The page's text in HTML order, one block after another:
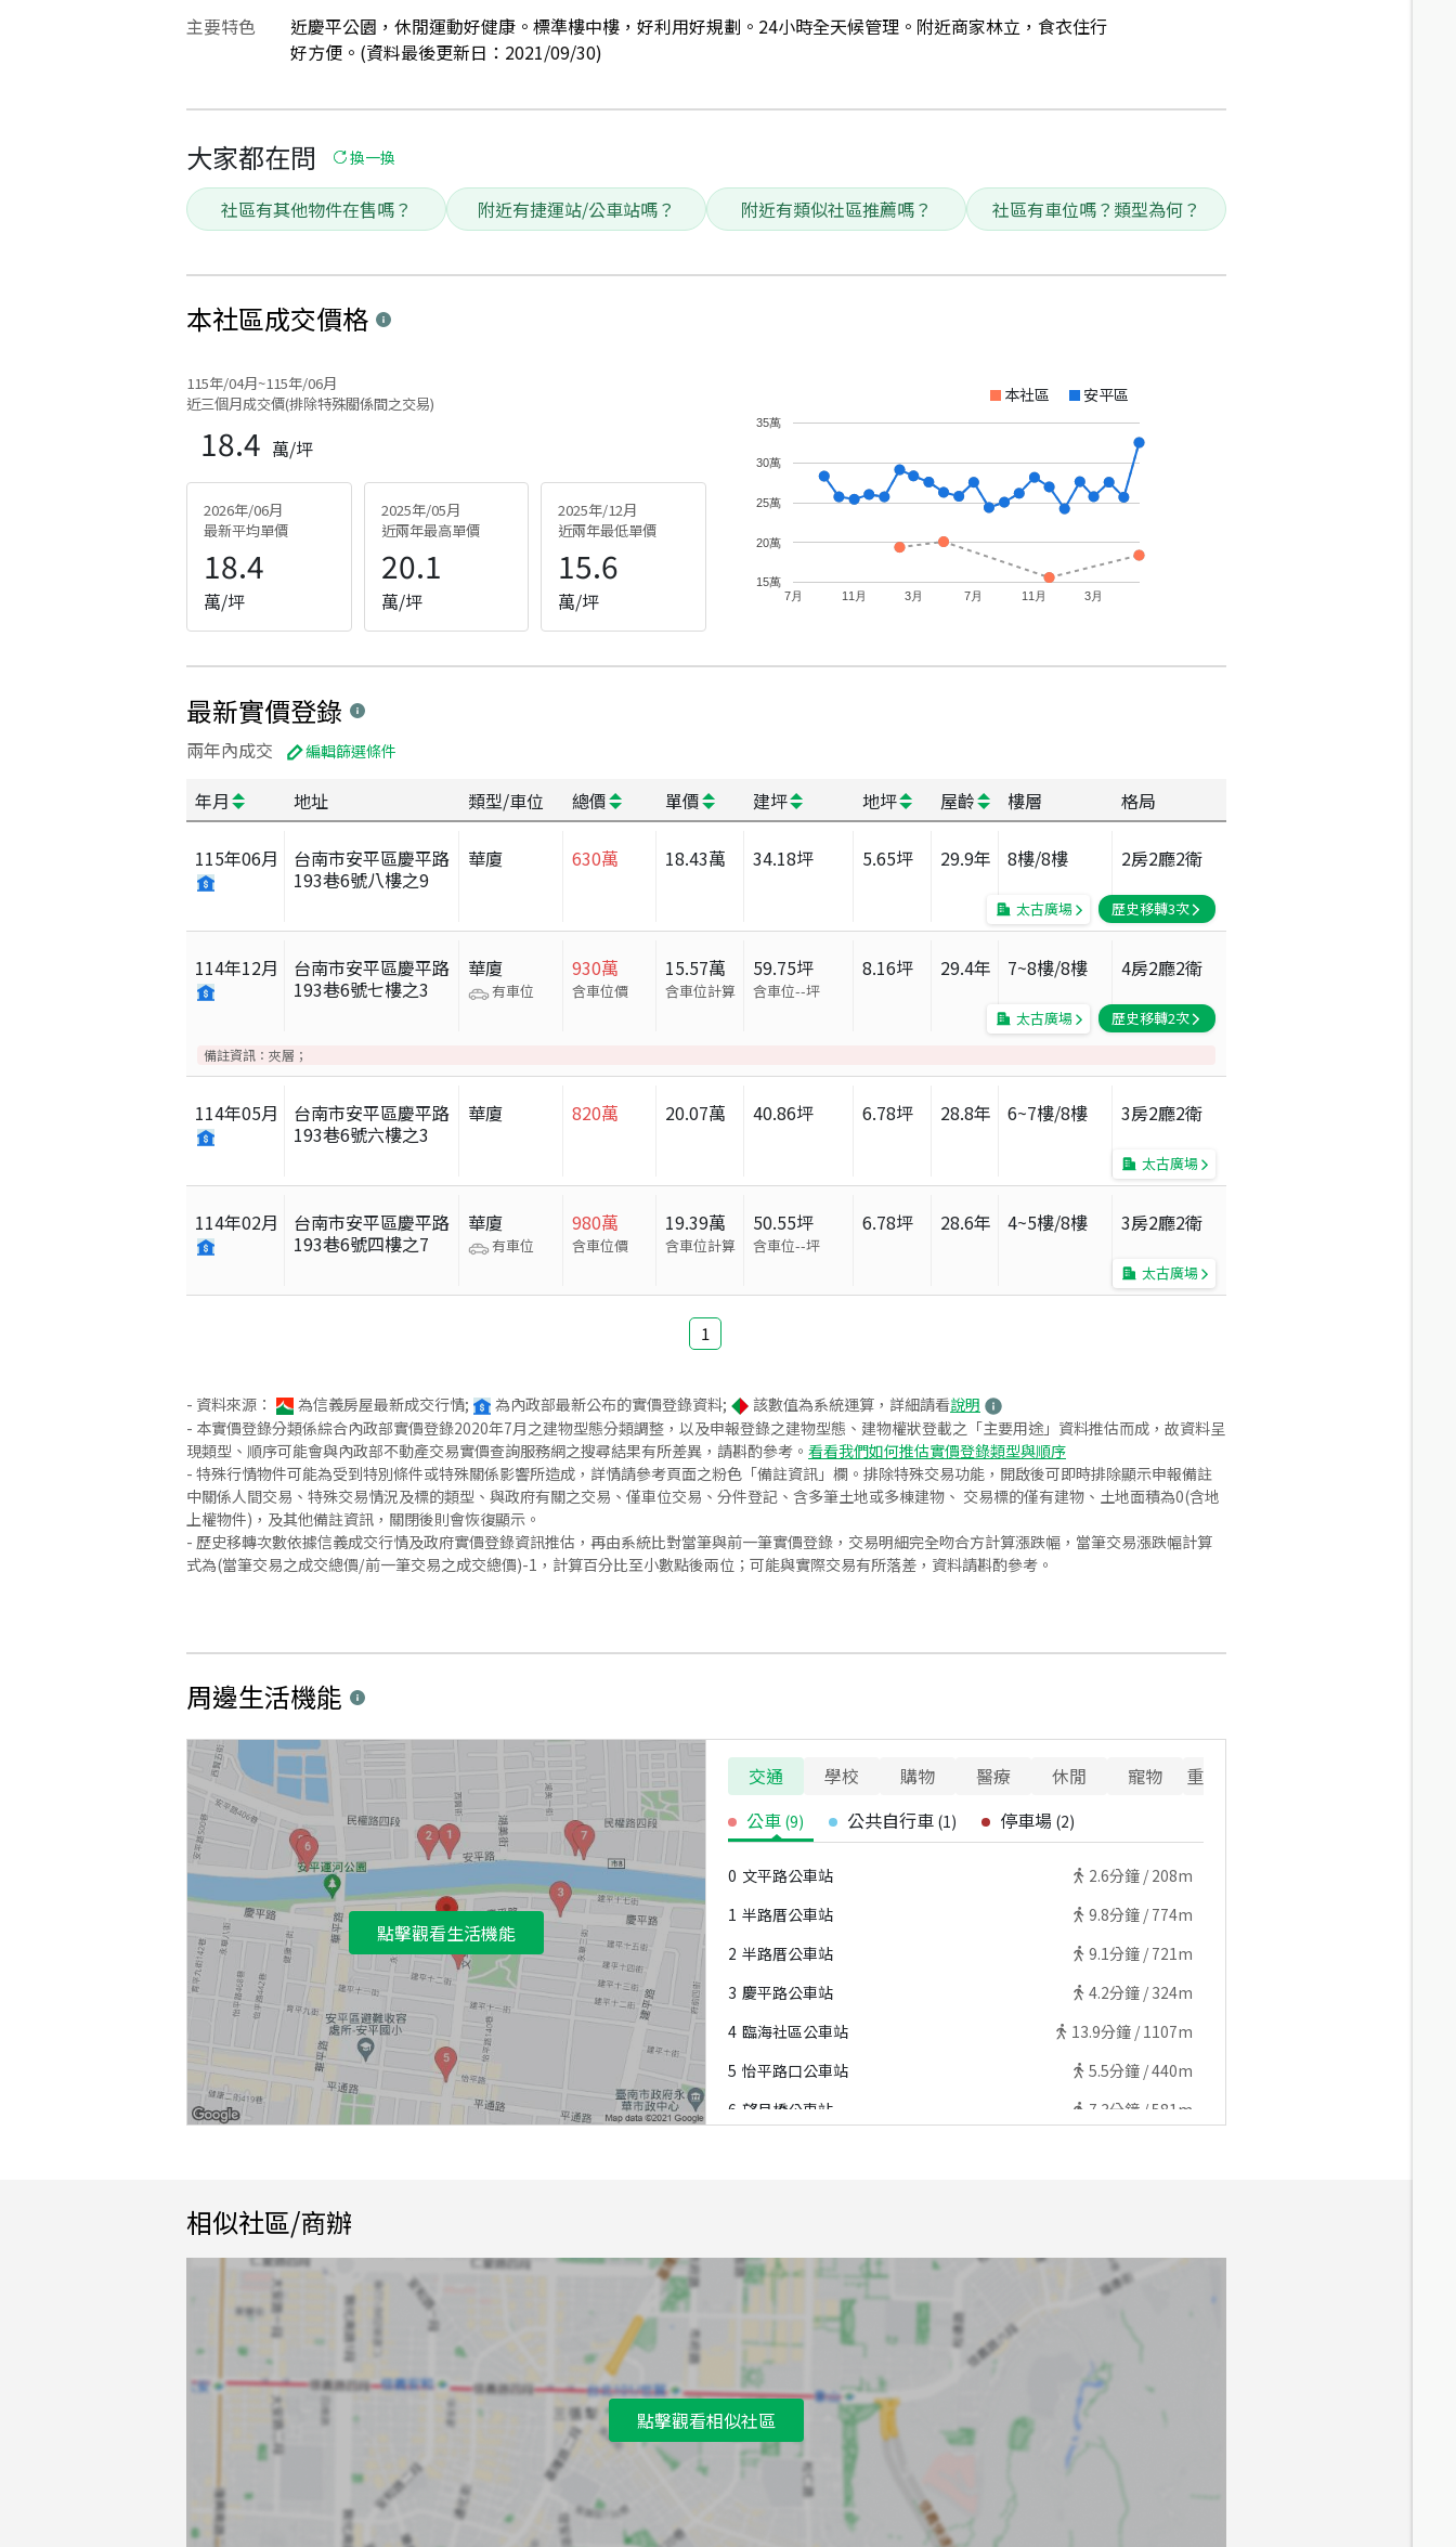
主要特色
近慶平公園，休閒運動好健康。標準樓中樓，好利用好規劃。24小時全天候管理。附近商家林立，食衣住行
好方便。(資料最後更新日：2021/09/30)
大家都在問 換一換
社區有其他物件在售嗎？ 附近有捷運站/公車站嗎？ 附近有類似社區推薦嗎？ 社區有車位嗎？類型為何？
本社區成交價格
115年/04月~115年/06月
近三個月成交價(排除特殊關係間之交易)
18.4 萬/坪
2026年/06月
最新平均單價
18.4
萬/坪
2025年/05月
近兩年最高單價
20.1
萬/坪
2025年/12月
近兩年最低單價
15.6
萬/坪
本社區 安平區
7月 11月 3月 7月 11月 3月
15萬
20萬
25萬
30萬
35萬
最新實價登錄
兩年內成交 編輯篩選條件
年月 地址 類型/車位 總價 單價 建坪 地坪 屋齡 樓層 格局
115年06月
台南市安平區慶平路
193巷6號八樓之9
華廈 630萬 18.43萬 34.18坪 5.65坪 29.9年 8樓/8樓 2房2廳2衛
太古廣場 歷史移轉3次
114年12月
台南市安平區慶平路
193巷6號七樓之3
華廈
有車位
930萬
含車位價
15.57萬
含車位計算
59.75坪
含車位--坪
8.16坪 29.4年 7~8樓/8樓 4房2廳2衛
太古廣場 歷史移轉2次
備註資訊： 夾層；
114年05月
台南市安平區慶平路
193巷6號六樓之3
華廈 820萬 20.07萬 40.86坪 6.78坪 28.8年 6~7樓/8樓 3房2廳2衛
太古廣場
114年02月
台南市安平區慶平路
193巷6號四樓之7
華廈
有車位
980萬
含車位價
19.39萬
含車位計算
50.55坪
含車位--坪
6.78坪 28.6年 4~5樓/8樓 3房2廳2衛
太古廣場
1
- 資料來源： 為信義房屋最新成交行情; 為內政部最新公布的實價登錄資料; 該數值為系統運算，詳細請看說明
- 本實價登錄分類係綜合內政部實價登錄2020年7月之建物型態分類調整，以及申報登錄之建物型態、建物權狀登載之「主要用途」資料推估而成，故資料呈
現類型、順序可能會與內政部不動產交易實價查詢服務網之搜尋結果有所差異，請斟酌參考。 看看我們如何推估實價登錄類型與順序
- 特殊行情物件可能為受到特別條件或特殊關係影響所造成，詳情請參考頁面之粉色「備註資訊」欄。排除特殊交易功能，開啟後可即時排除顯示申報備註
中關係人間交易、特殊交易情況及標的類型、與政府有關之交易、僅車位交易、分件登記、含多筆土地或多棟建物、 交易標的僅有建物、土地面積為0(含地
上權物件)，及其他備註資訊，關閉後則會恢復顯示。
- 歷史移轉次數依據信義成交行情及政府實價登錄資訊推估，再由系統比對當筆與前一筆實價登錄，交易明細完全吻合方計算漲跌幅，當筆交易漲跌幅計算
式為(當筆交易之成交總價/前一筆交易之成交總價)-1，計算百分比至小數點後兩位；可能與實際交易有所落差，資料請斟酌參考。
周邊生活機能
點擊觀看生活機能
交通 學校 購物 醫療 休閒 寵物
重要設施
公車 (9) 公共自行車 (1) 停車場 (2)
0 文平路公車站 2.6分鐘 / 208m
1 半路厝公車站 9.8分鐘 / 774m
2 半路厝公車站 9.1分鐘 / 721m
3 慶平路公車站 4.2分鐘 / 324m
4 臨海社區公車站 13.9分鐘 / 1107m
5 怡平路口公車站 5.5分鐘 /440m
6 望月橋公車站 7.3分鐘 / 581m
相似社區/商辦
點擊觀看相似社區